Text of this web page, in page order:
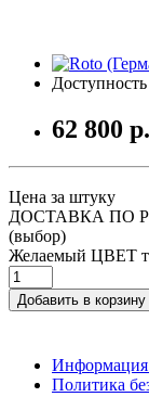
Доступность
62 800 р.
Цена за штуку
ДОСТАВКА ПО
(выбор)
Желаемый ЦВЕТ
Добавить в корзину
Информация
Политика